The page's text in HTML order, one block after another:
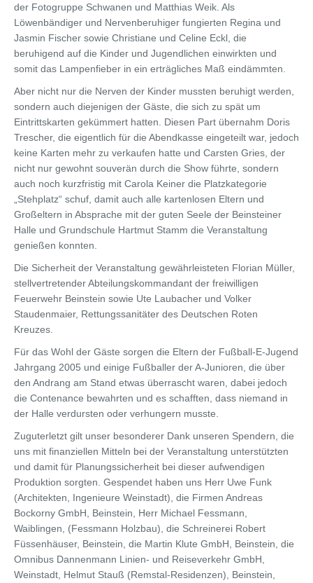
der Fotogruppe Schwanen und Matthias Weik. Als
Löwenbändiger und Nervenberuhiger fungierten Regina und
Jasmin Fischer sowie Christiane und Celine Eckl, die
beruhigend auf die Kinder und Jugendlichen einwirkten und
somit das Lampenfieber in ein erträgliches Maß eindämmten.
Aber nicht nur die Nerven der Kinder mussten beruhigt werden,
sondern auch diejenigen der Gäste, die sich zu spät um
Eintrittskarten gekümmert hatten. Diesen Part übernahm Doris
Trescher, die eigentlich für die Abendkasse eingeteilt war, jedoch
keine Karten mehr zu verkaufen hatte und Carsten Gries, der
nicht nur gewohnt souverän durch die Show führte, sondern
auch noch kurzfristig mit Carola Keiner die Platzkategorie
„Stehplatz“ schuf, damit auch alle kartenlosen Eltern und
Großeltern in Absprache mit der guten Seele der Beinsteiner
Halle und Grundschule Hartmut Stamm die Veranstaltung
genießen konnten.
Die Sicherheit der Veranstaltung gewährleisteten Florian Müller,
stellvertretender Abteilungskommandant der freiwilligen
Feuerwehr Beinstein sowie Ute Laubacher und Volker
Staudenmaier, Rettungssanitäter des Deutschen Roten
Kreuzes.
Für das Wohl der Gäste sorgen die Eltern der Fußball-E-Jugend
Jahrgang 2005 und einige Fußballer der A-Junioren, die über
den Andrang am Stand etwas überrascht waren, dabei jedoch
die Contenance bewahrten und es schafften, dass niemand in
der Halle verdursten oder verhungern musste.
Zuguterletzt gilt unser besonderer Dank unseren Spendern, die
uns mit finanziellen Mitteln bei der Veranstaltung unterstützten
und damit für Planungssicherheit bei dieser aufwendigen
Produktion sorgten. Gespendet haben uns Herr Uwe Funk
(Architekten, Ingenieure Weinstadt), die Firmen Andreas
Bockorny GmbH, Beinstein, Herr Michael Fessmann,
Waiblingen, (Fessmann Holzbau), die Schreinerei Robert
Füssenhäuser, Beinstein, die Martin Klute GmbH, Beinstein, die
Omnibus Dannenmann Linien- und Reiseverkehr GmbH,
Weinstadt, Helmut Stauß (Remstal-Residenzen), Beinstein,